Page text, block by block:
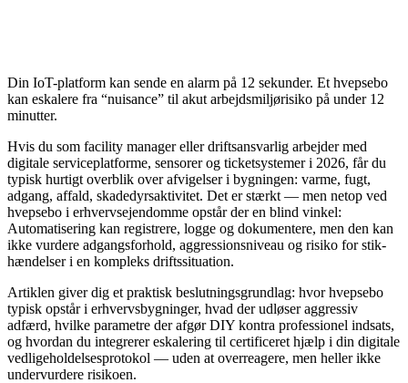
Din IoT-platform kan sende en alarm på 12 sekunder. Et hvepsebo
kan eskalere fra “nuisance” til akut arbejdsmiljørisiko på under 12
minutter.
Hvis du som facility manager eller driftsansvarlig arbejder med
digitale serviceplatforme, sensorer og ticketsystemer i 2026, får du
typisk hurtigt overblik over afvigelser i bygningen: varme, fugt,
adgang, affald, skadedyrsaktivitet. Det er stærkt — men netop ved
hvepsebo i erhvervsejendomme opstår der en blind vinkel:
Automatisering kan registrere, logge og dokumentere, men den kan
ikke vurdere adgangsforhold, aggressionsniveau og risiko for stik-
hændelser i en kompleks driftssituation.
Artiklen giver dig et praktisk beslutningsgrundlag: hvor hvepsebo
typisk opstår i erhvervsbygninger, hvad der udløser aggressiv
adfærd, hvilke parametre der afgør DIY kontra professionel indsats,
og hvordan du integrerer eskalering til certificeret hjælp i din digitale
vedligeholdelsesprotokol — uden at overreagere, men heller ikke
undervurdere risikoen.